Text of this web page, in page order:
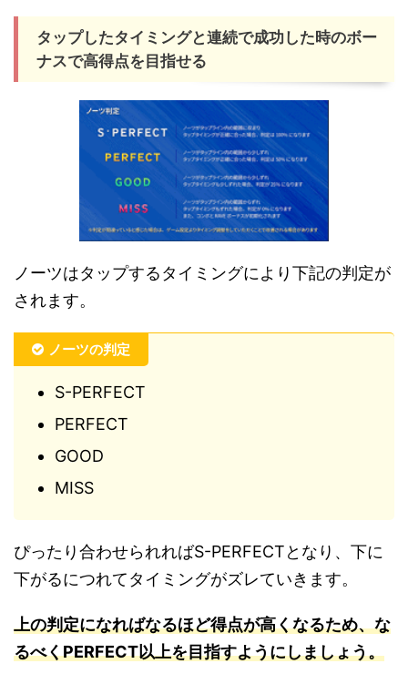
タップしたタイミングと連続で成功した時のボー
ナスで高得点を目指せる
ノーツはタップするタイミングにより下記の判定が
されます。
ノーツの判定
S-PERFECT
PERFECT
GOOD
MISS
ぴったり合わせられればS-PERFECTとなり、下に
下がるにつれてタイミングがズレていきます。
上の判定になればなるほど得点が高くなるため、な
るべくPERFECT以上を目指すようにしましょう。